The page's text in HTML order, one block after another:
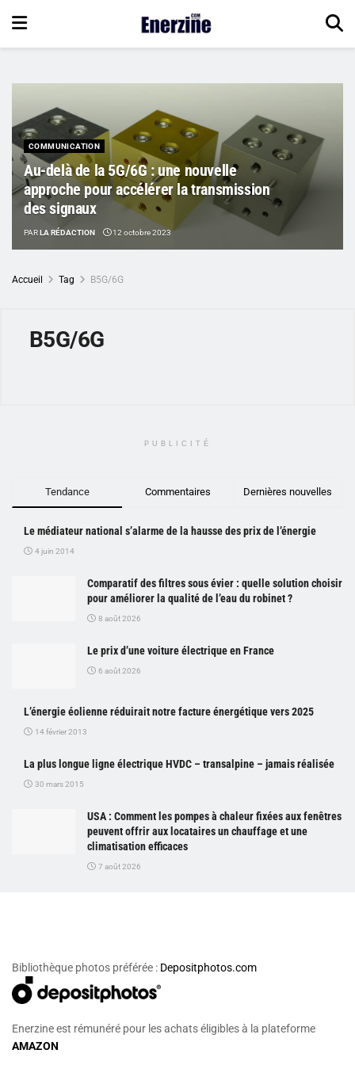
COMMUNICATION
Au-delà de la 5G/6G : une nouvelle
approche pour accélérer la transmission
des signaux
PARLA RÉDACTION 12 octobre 2023
Accueil Tag B5G/6G
B5G/6G
PUBLICITÉ
Tendance Commentaires Dernières nouvelles
Le médiateur national s’alarme de la hausse des prix de l’énergie
4 juin 2014
Comparatif des filtres sous évier : quelle solution choisir
pour améliorer la qualité de l’eau du robinet ?
8 août 2026
Le prix d’une voiture électrique en France
6 août 2026
L’énergie éolienne réduirait notre facture énergétique vers 2025
14 février 2013
La plus longue ligne électrique HVDC – transalpine – jamais réalisée
30 mars 2015
USA : Comment les pompes à chaleur fixées aux fenêtres
peuvent offrir aux locataires un chauffage et une
climatisation efficaces
7 août 2026
Bibliothèque photos préférée : Depositphotos.com
Enerzine est rémunéré pour les achats éligibles à la plateforme
AMAZON